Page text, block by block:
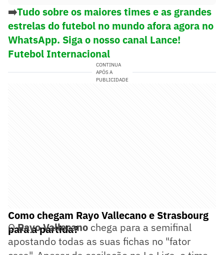
➡️Tudo sobre os maiores times e as grandes
estrelas do futebol no mundo afora agora no
WhatsApp. Siga o nosso canal Lance!
Futebol Internacional
CONTINUA
APÓS A
PUBLICIDADE
Como chegam Rayo Vallecano e Strasbourg
para a partida?
ORayo Vallecano chega para a semifinal
apostando todas as suas fichas no "fator